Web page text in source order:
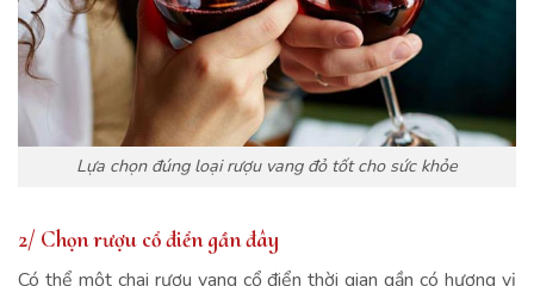
Lựa chọn đúng loại rượu vang đỏ tốt cho sức khỏe
2/ Chọn rượu cổ điển gần đây
Có thể một chai rượu vang cổ điển thời gian gần có hương vị